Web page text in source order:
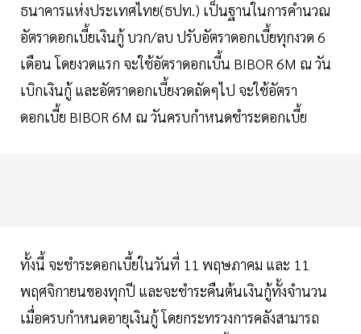
ธนาคารแห่งประเทศไทย(ธปท.) เป็นฐานในการคำนวณ
อัตราดอกเบี้ยเงินกู้ บวก/ลบ ปรับอัตราดอกเบี้ยทุกงวด 6
เดือน โดยงวดแรก จะใช้อัตราดอกเบี้น BIBOR 6M ณ วัน
เบิกเงินกู้ และอัตราดอกเบี้ยงวดถัดๆไป จะใช้อัตรา
ดอกเบี้ย BIBOR 6M ณ วันครบกำหนดชำระดอกเบี้ย
ทั้งนี้ จะชำระดอกเบี้ยในวันที่ 11 พฤษภาคม และ 11
พฤศจิกายนของทุกปี และจะชำระคืนต้นเงินกู้ทั้งจำนวน
เมื่อครบกำหนดอายุเงินกู้ โดยกระทรวงการคลังสามารถ